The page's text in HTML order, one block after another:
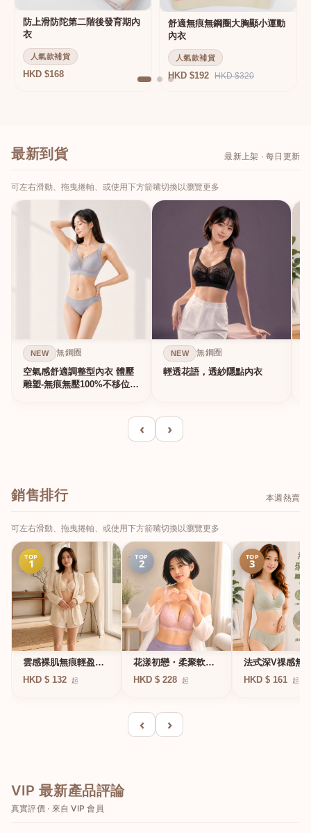
防上滑防陀第二階後發育期內
衣
人氣款補貨
HKD $168
舒適無痕無鋼圈大胸顯小運動
內衣
人氣款補貨
HKD $192 HKD $320
最新到貨 最新上架 · 每日更新
可左右滑動、拖曳捲軸、或使用下方箭嘴切換以瀏覽更多
NEW 無鋼圈
空氣感舒適調整型內衣 體壓
雕塑-無痕無壓100%不移位的
NEW 無鋼圈
輕透花語，透紗隱點內衣
‹ ›
銷售排行 本週熱賣
可左右滑動、拖曳捲軸、或使用下方箭嘴切換以瀏覽更多
TOP
1
雲感裸肌無痕輕盈無
鋼圈內衣
HKD $ 132 起
TOP
2
花漾初戀・柔聚軟鋼
圈蕾絲內衣
HKD $ 228 起
TOP
3
法式深V祼感無
凍軟支撐條無鋼
HKD $ 161 起
‹ ›
VIP 最新產品評論
真實評價 · 來自 VIP 會員